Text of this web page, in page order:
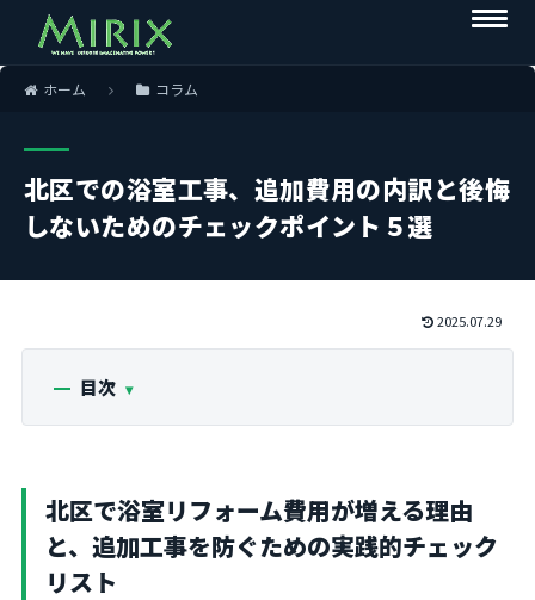
ホーム コラム
北区での浴室工事、追加費用の内訳と後悔
しないためのチェックポイント５選
2025.07.29
目次
北区で浴室リフォーム費用が増える理由
と、追加工事を防ぐための実践的チェック
リスト